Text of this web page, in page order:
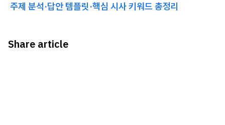
주제 분석·답안 템플릿·핵심 시사 키워드 총정리
Share article